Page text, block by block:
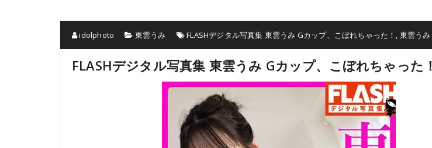
idolphoto 東雲うみ FLASHデジタル写真集 東雲うみ Gカップ、こぼれちゃった！ , 東雲うみ
FLASHデジタル写真集 東雲うみ Gカップ、こぼれちゃった！